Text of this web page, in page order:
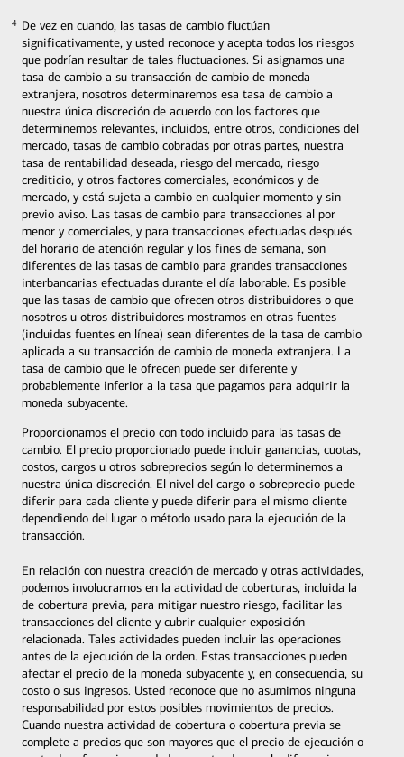
De vez en cuando, las tasas de cambio fluctúan
significativamente, y usted reconoce y acepta todos los riesgos
que podrían resultar de tales fluctuaciones. Si asignamos una
tasa de cambio a su transacción de cambio de moneda
extranjera, nosotros determinaremos esa tasa de cambio a
nuestra única discreción de acuerdo con los factores que
determinemos relevantes, incluidos, entre otros, condiciones del
mercado, tasas de cambio cobradas por otras partes, nuestra
tasa de rentabilidad deseada, riesgo del mercado, riesgo
crediticio, y otros factores comerciales, económicos y de
mercado, y está sujeta a cambio en cualquier momento y sin
previo aviso. Las tasas de cambio para transacciones al por
menor y comerciales, y para transacciones efectuadas después
del horario de atención regular y los fines de semana, son
diferentes de las tasas de cambio para grandes transacciones
interbancarias efectuadas durante el día laborable. Es posible
que las tasas de cambio que ofrecen otros distribuidores o que
nosotros u otros distribuidores mostramos en otras fuentes
(incluidas fuentes en línea) sean diferentes de la tasa de cambio
aplicada a su transacción de cambio de moneda extranjera. La
tasa de cambio que le ofrecen puede ser diferente y
probablemente inferior a la tasa que pagamos para adquirir la
moneda subyacente.
Proporcionamos el precio con todo incluido para las tasas de
cambio. El precio proporcionado puede incluir ganancias, cuotas,
costos, cargos u otros sobreprecios según lo determinemos a
nuestra única discreción. El nivel del cargo o sobreprecio puede
diferir para cada cliente y puede diferir para el mismo cliente
dependiendo del lugar o método usado para la ejecución de la
transacción.
En relación con nuestra creación de mercado y otras actividades,
podemos involucrarnos en la actividad de coberturas, incluida la
de cobertura previa, para mitigar nuestro riesgo, facilitar las
transacciones del cliente y cubrir cualquier exposición
relacionada. Tales actividades pueden incluir las operaciones
antes de la ejecución de la orden. Estas transacciones pueden
afectar el precio de la moneda subyacente y, en consecuencia, su
costo o sus ingresos. Usted reconoce que no asumimos ninguna
responsabilidad por estos posibles movimientos de precios.
Cuando nuestra actividad de cobertura o cobertura previa se
complete a precios que son mayores que el precio de ejecución o
4